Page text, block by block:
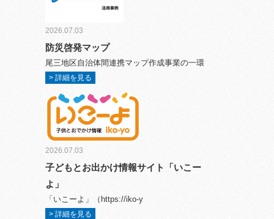
2026.07.03
防災啓発マップ
尾三地区自治体間連携マップ作成事業の一環
> 詳細を見る
2026.07.03
子どもとお出かけ情報サイト「いこー
よ」
「いこーよ」（https://iko-y
> 詳細を見る